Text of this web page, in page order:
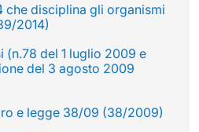
che disciplina gli organismi
2014)
(n.78 del 1 luglio 2009 e
del 3 agosto 2009
e legge 38/09 (38/2009)